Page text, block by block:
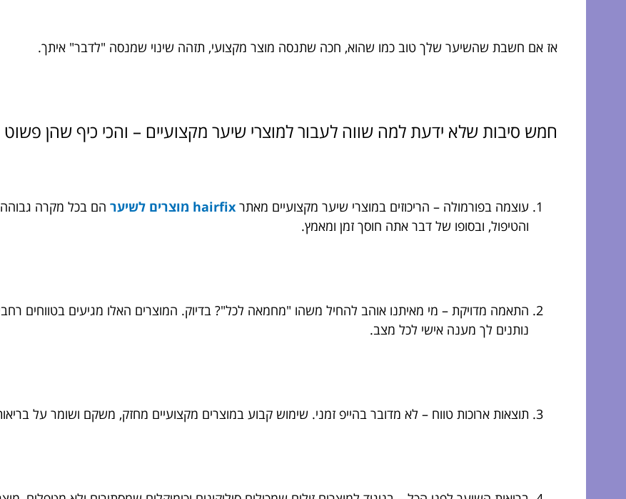
אז אם חשבת שהשיער שלך טוב כמו שהוא, חכה שתנסה מוצר מקצועי, תזהה שינוי שמנסה "לדבר" איתך.
חמש סיבות שלא ידעת למה שווה לעבור למוצרי שיער מקצועיים – והכי כיף שהן פשוט
עוצמה בפורמולה – הריכוזים במוצרי שיער מקצועיים מאתר hairfix מוצרים לשיער
הם בכל מקרה
והטיפול, ובסופו של דבר אתה חוסך זמן ומאמץ.
התאמה מדויקת – מי מאיתנו אוהב להחיל משהו "מחמאה לכל"? בדיוק. המוצרים האלו מגיעים בטווחים
נותנים לך מענה אישי לכל מצב.
תוצאות ארוכות טווח – לא מדובר בהייפ זמני. שימוש קבוע במוצרים מקצועיים מחזק, משקם ושומר על